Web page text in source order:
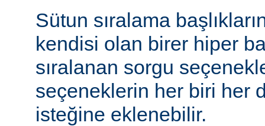
Sütun sıralama
kendisi olan birer hiper
sıralanan sorgu
seçeneklerin her biri her
isteğine eklenebilir.